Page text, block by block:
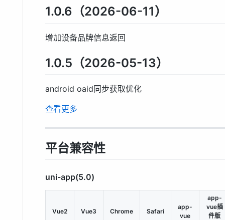
1.0.6（2026-06-11）
增加设备品牌信息返回
1.0.5（2026-05-13）
android oaid同步获取优化
查看更多
平台兼容性
uni-app(5.0)
Vue2 Vue3 Chrome Safari
app-
vue
app-
vue插
件版